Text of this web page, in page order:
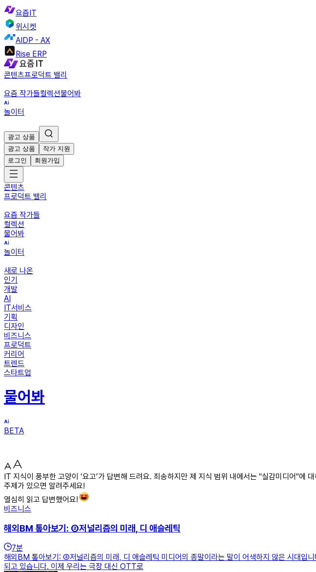
요즘IT
위시켓
AIDP - AX
Rise ERP
콘텐츠프로덕트 밸리
요즘 작가들컬렉션물어봐
놀이터
광고 상품
광고 상품
작가 지원
로그인
회원가입
콘텐츠
프로덕트 밸리
요즘 작가들
컬렉션
물어봐
놀이터
새로 나온
인기
개발
AI
IT서비스
기획
디자인
비즈니스
프로덕트
커리어
트렌드
스타트업
물어봐
BETA
IT 지식이 풍부한 고양이 ‘요고’가 답변해 드려요. 죄송하지만 제 지식 범위 내에서는 "실감미디어"에
주제가 있으면 알려주세요!
열심히 읽고 답변했어요!
비즈니스
해외BM 톺아보기: ②저널리즘의 미래, 디 애슬레틱
7분
해외BM 톺아보기: ②저널리즘의 미래, 디 애슬레틱 미디어의 종말이라는 말이 어색하지 않은 시대입
되고 있습니다. 이제 우리는 극장 대신 OTT로